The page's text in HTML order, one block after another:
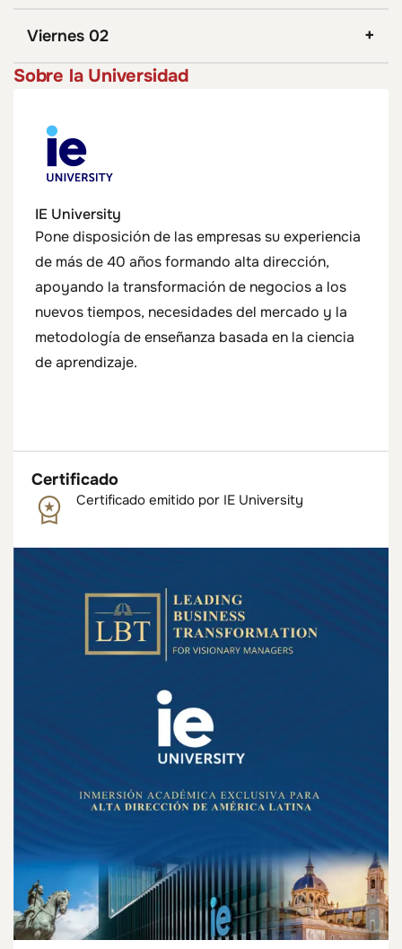
Viernes 02
Sobre la Universidad
IE University
Pone disposición de las empresas su experiencia
de más de 40 años formando alta dirección,
apoyando la transformación de negocios a los
nuevos tiempos, necesidades del mercado y la
metodología de enseñanza basada en la ciencia
de aprendizaje.
Certificado
Certificado emitido por IE University